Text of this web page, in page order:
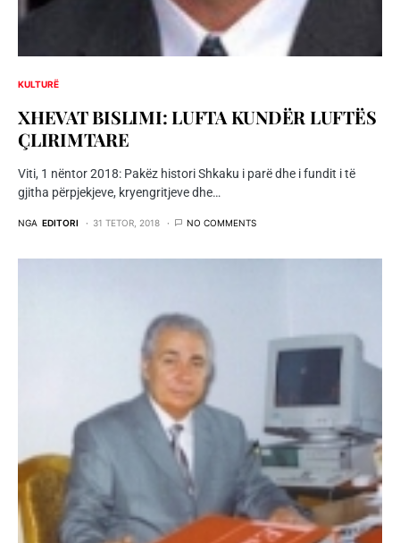
KULTURË
XHEVAT BISLIMI: LUFTA KUNDËR LUFTËS
ÇLIRIMTARE
Viti, 1 nëntor 2018: Pakëz histori Shkaku i parë dhe i fundit i të
gjitha përpjekjeve, kryengritjeve dhe…
NGA EDITORI 31 TETOR, 2018 NO COMMENTS